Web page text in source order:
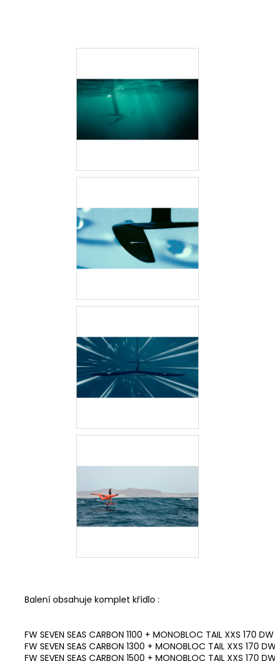
Balení obsahuje komplet křídlo :
FW SEVEN SEAS CARBON 1100 + MONOBLOC TAIL XXS 170
FW SEVEN SEAS CARBON 1300 + MONOBLOC TAIL XXS 170
FW SEVEN SEAS CARBON 1500 + MONOBLOC TAIL XXS 170